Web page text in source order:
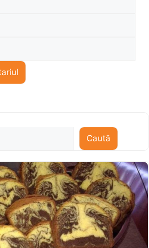
Caută